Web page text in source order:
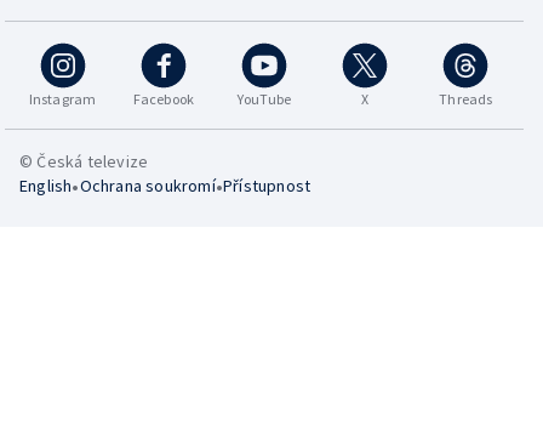
Instagram Facebook YouTube X Threads
© Česká televize
English•Ochrana soukromí•Přístupnost